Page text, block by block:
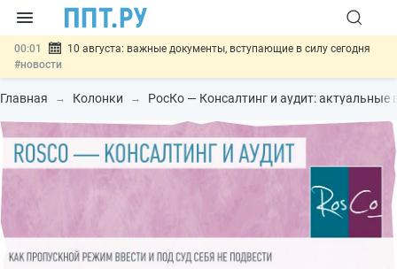
00:01
10 августа: важные документы, вступающие в силу сегодня
#новости
07.08 Подписан закон о блокировке продажи опасных товаров через
«Честный знак»#новости
07.08 Госпошлину за устранение ошибок в документах предлагают
отменить#новости
Главная Колонки РосКо — Консалтинг и аудит: актуальные